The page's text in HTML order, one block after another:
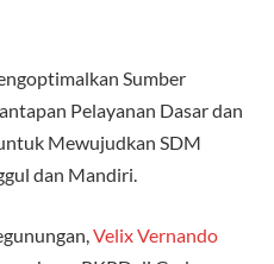
Sumber
Pelayanan Dasar dan
Mewujudkan SDM
dan Mandiri.
Velix Vernando